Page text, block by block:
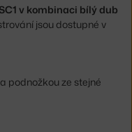
v kombinaci bílý dub
jsou dostupné v
podnožkou ze stejné